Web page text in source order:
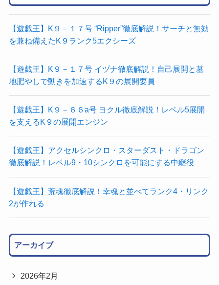
【遊戯王】K９－１７号 “Ripper”徹底解説！サーチと無効
を兼ね備えたK９ランク5エクシーズ
【遊戯王】K９－１７号 イヅナ徹底解説！自己展開と墓
地肥やしで動きを加速するK９の展開要員
【遊戯王】K９－６６a号 ヨクル徹底解説！レベル5展開
を支えるK９の展開エンジン
【遊戯王】アクセルシンクロ・スターダスト・ドラゴン
徹底解説！レベル9・10シンクロを可能にする中継役
【遊戯王】荒魂徹底解説！幸魂と並べてランク4・リンク
2が作れる
アーカイブ
2026年2月